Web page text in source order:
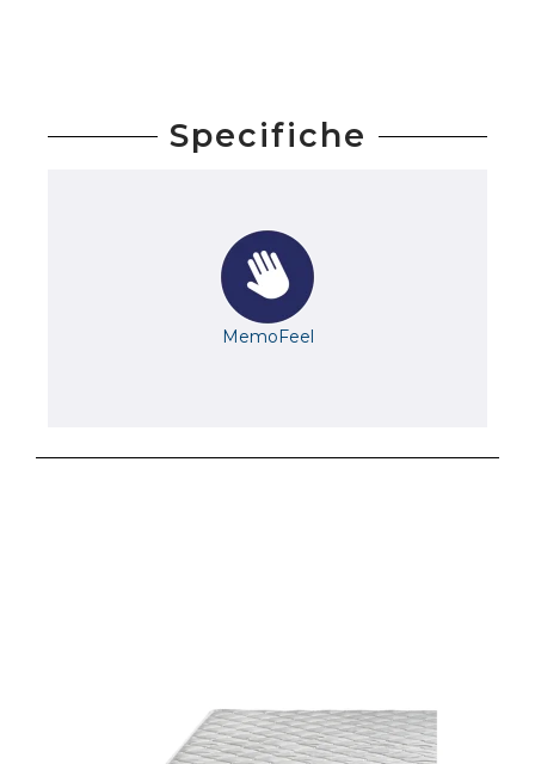
Specifiche
MemoFeel